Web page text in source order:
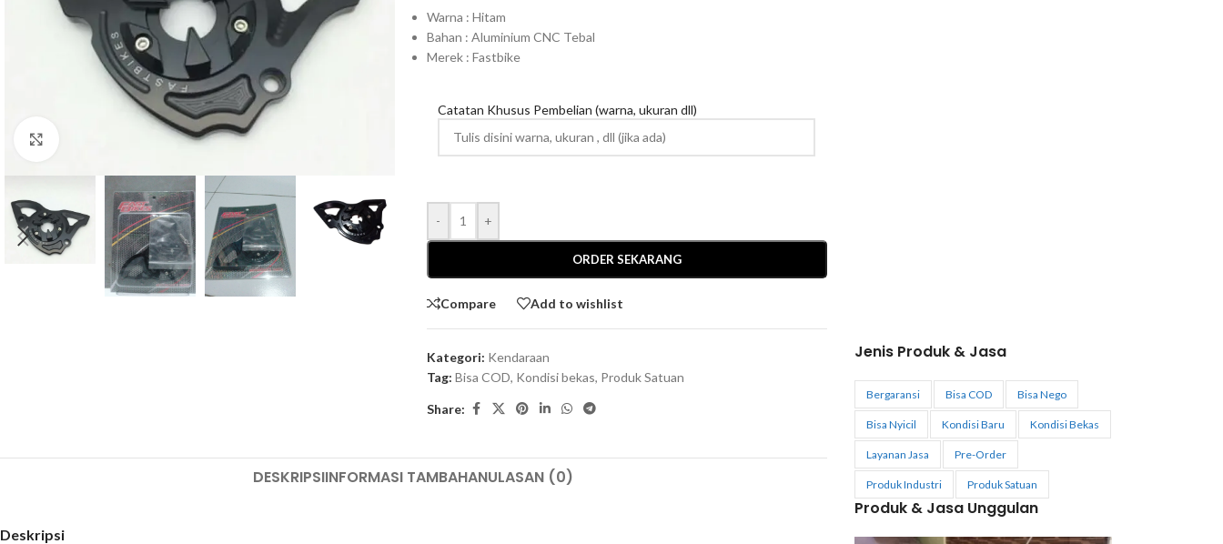
Warna : Hitam
Bahan : Aluminium CNC Tebal
Merek : Fastbike
Catatan Khusus Pembelian (warna, ukuran dll)
- +
ORDER SEKARANG
Compare Add to wishlist
Kategori: Kendaraan
Tag: Bisa COD, Kondisi bekas, Produk Satuan
Share:
DESKRIPSIINFORMASI TAMBAHANULASAN (0)
Deskripsi
Jenis Produk & Jasa
Bergaransi Bisa COD Bisa Nego
Bisa Nyicil Kondisi Baru Kondisi Bekas
Layanan Jasa Pre-Order
Produk Industri Produk Satuan
Produk & Jasa Unggulan